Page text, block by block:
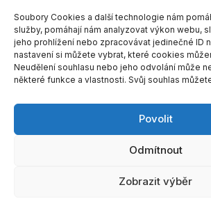
Soubory Cookies a další technologie nám
služby, pomáhají nám analyzovat výkon webu,
jeho prohlížení nebo zpracovávat jedinečné ID
nastavení si můžete vybrat, které cookies
Neudělení souhlasu nebo jeho odvolání může
některé funkce a vlastnosti. Svůj souhlas
Povolit
Odmítnout
Zobrazit výběr
Červenec 2026
Červen 2026